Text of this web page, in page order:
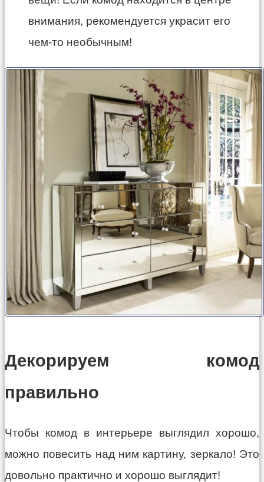
внимания, рекомендуется украсит его
чем-то необычным!
Декорируем комод
правильно
Чтобы комод в интерьере выглядил хорошо,
можно повесить над ним картину, зеркало! Это
довольно практично и хорошо выглядит!